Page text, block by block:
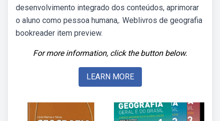
desenvolvimento integrado dos conteúdos, aprimorar
o aluno como pessoa humana,. Weblivros de geografia
bookreader item preview.
For more information, click the button below.
LEARN MORE